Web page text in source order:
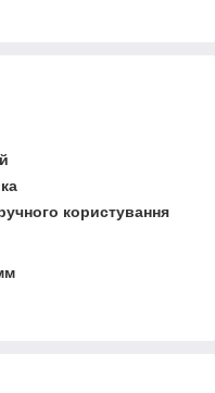
користування